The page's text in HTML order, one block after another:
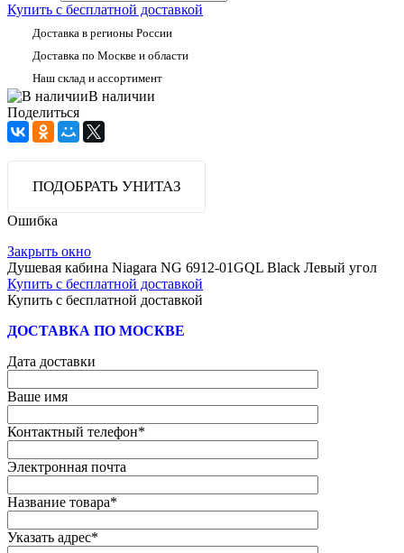
Купить с бесплатной доставкой
Доставка в регионы России
Доставка по Москве и области
Наш склад и ассортимент
В наличии
Поделиться
ПОДОБРАТЬ УНИТАЗ
Ошибка
Закрыть окно
Душевая кабина Niagara NG 6912-01GQL Black Левый угол
Купить с бесплатной доставкой
Купить с бесплатной доставкой
ДОСТАВКА ПО МОСКВЕ
Дата доставки
Ваше имя
Контактный телефон*
Электронная почта
Название товара*
Указать адрес*